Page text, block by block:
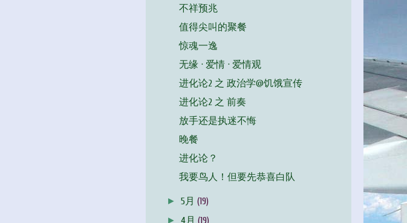
不祥预兆
值得尖叫的聚餐
惊魂一逸
无缘 · 爱情 · 爱情观
进化论2 之 政治学@饥饿宣传
进化论2 之 前奏
放手还是执迷不悔
晚餐
进化论？
我要鸟人！但要先恭喜白队
►5月(19)
►4月(19)